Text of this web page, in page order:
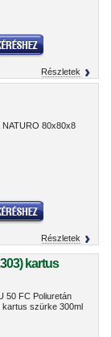
Részletek
80x80x8
Részletek
kartus
50 FC Poliuretán
kartus szürke 300ml